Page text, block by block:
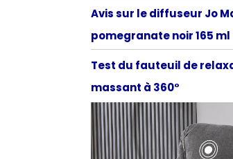
Avis sur le diffuseur Jo
pomegranate noir 165 ml
Test du fauteuil de
massant à 360°